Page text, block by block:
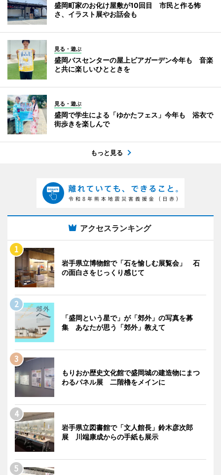
盛岡町家のお化け屋敷が10回目 市民と作る怖
さ、イラスト展やお話会も
見る・遊ぶ
盛岡バスセンターの屋上ビアガーデン今年も 音楽
と共に楽しいひとときを
見る・遊ぶ
盛岡で学生による「ゆかたフェス」今年も 浴衣で
街歩きを楽しんで
もっと見る
アクセスランキング
岩手県立博物館で「石を愉しむ展覧会」 石
の面白さをじっくり感じて
「盛岡という星で」が「郊外」の写真を募
集 あなたが思う「郊外」教えて
もりおか歴史文化館で盛岡城の建造物にまつ
わるパネル展 二階櫓をメインに
岩手県立図書館で「文人館長」鈴木彦次郎
展 川端康成からの手紙も展示